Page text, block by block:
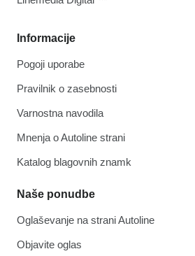
Informacije
Pogoji uporabe
Pravilnik o zasebnosti
Varnostna navodila
Mnenja o Autoline strani
Katalog blagovnih znamk
Naše ponudbe
Oglaševanje na strani Autoline
Objavite oglas